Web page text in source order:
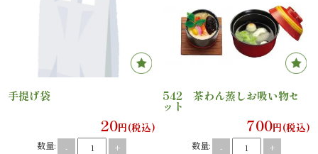
ド
手提げ袋
20円(税込)
数量: - +
542 茶わん蒸しお吸い物セ
ット
700円(税込)
数量: - +